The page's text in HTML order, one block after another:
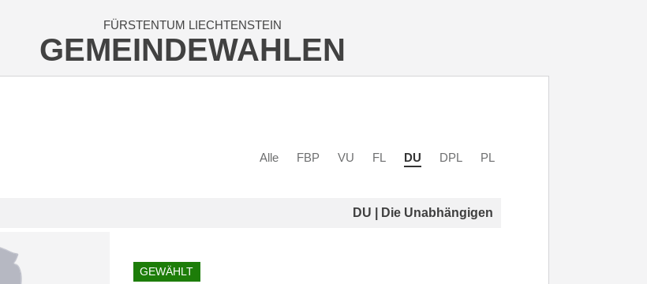
FÜRSTENTUM LIECHTENSTEIN
GEMEINDEWAHLEN
Alle FBP VU FL DU DPL PL
DU | Die Unabhängigen
GEWÄHLT